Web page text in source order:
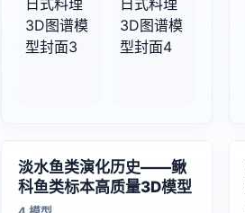
淡水鱼类演化历史——鳅
科鱼类标本高质量3D模型